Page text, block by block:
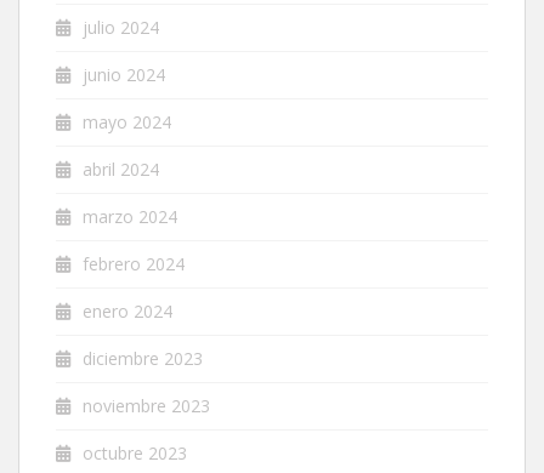
julio 2024
junio 2024
mayo 2024
abril 2024
marzo 2024
febrero 2024
enero 2024
diciembre 2023
noviembre 2023
octubre 2023